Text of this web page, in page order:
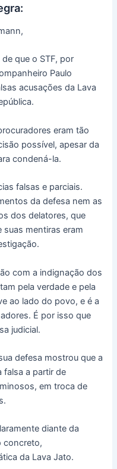
que o STF, por
Paulo
acusações da Lava
eram tão
possível, apesar da
condená-la.
falsas e parciais.
da defesa nem as
dos delatores, que
suas mentiras eram
com a indignação dos
pela verdade e pela
ao lado do povo, e é a
É por isso que
judicial.
defesa mostrou que a
falsa a partir de
em troca de
diante da
concreto,
da Lava Jato.